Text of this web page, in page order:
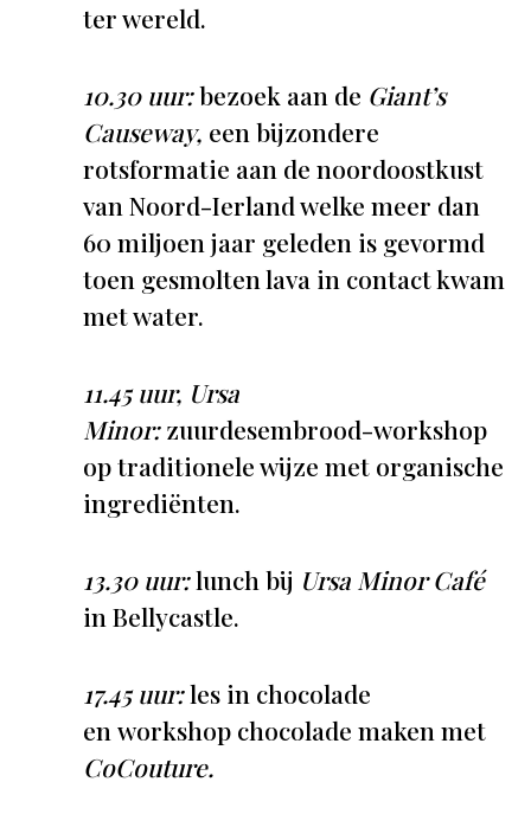
ter wereld.
10.30 uur:bezoek aan de Giant’s
Causeway, een bijzondere
rotsformatie aan de noordoostkust
van Noord-Ierland welke meer dan
60 miljoen jaar geleden is gevormd
toen gesmolten lava in contact kwam
met water.
11.45 uur, Ursa
Minor:zuurdesembrood-workshop
op traditionele wijze met organische
ingrediënten.
13.30 uur:lunch bij Ursa Minor Café
in Bellycastle.
17.45 uur:les in chocolade
en workshop chocolade maken met
CoCouture.